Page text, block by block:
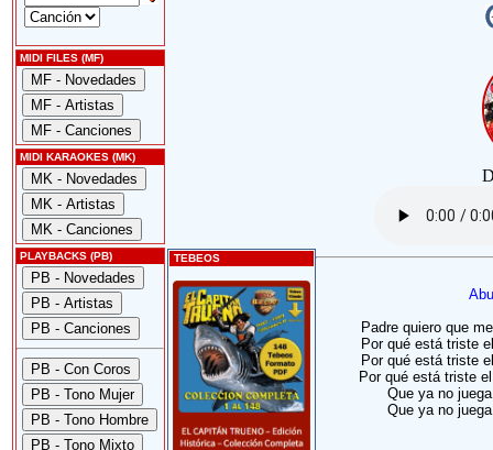
MIDI FILES (MF)
MIDI KARAOKES (MK)
PLAYBACKS (PB) TEBEOS
Padre quiero que
Por qué está triste
Por qué está triste
Por qué está triste
Que ya no
Que ya no